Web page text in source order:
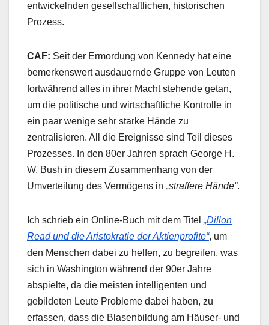
entwickelnden gesellschaftlichen, historischen
Prozess.
CAF: Seit der Ermordung von Kennedy hat eine
bemerkenswert ausdauernde Gruppe von Leuten
fortwährend alles in ihrer Macht stehende getan,
um die politische und wirtschaftliche Kontrolle in
ein paar wenige sehr starke Hände zu
zentralisieren. All die Ereignisse sind Teil dieses
Prozesses. In den 80er Jahren sprach George H.
W. Bush in diesem Zusammenhang von der
Umverteilung des Vermögens in „straffere Hände“.
Ich schrieb ein Online-Buch mit dem Titel „Dillon
Read und die Aristokratie der Aktienprofite“, um
den Menschen dabei zu helfen, zu begreifen, was
sich in Washington während der 90er Jahre
abspielte, da die meisten intelligenten und
gebildeten Leute Probleme dabei haben, zu
erfassen, dass die Blasenbildung am Häuser- und